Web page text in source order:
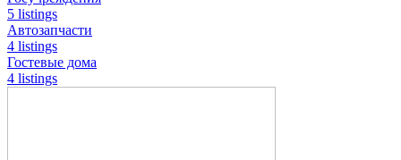
5 listings
Автозапчасти
4 listings
Гостевые дома
4 listings